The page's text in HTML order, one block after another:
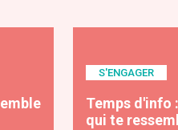
S'ENGAGER
Temps d'info
qui te